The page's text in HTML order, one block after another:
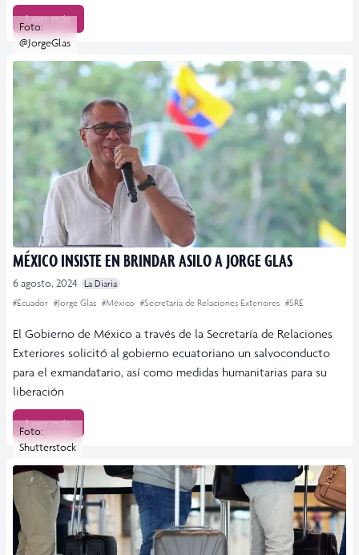
Leer más
Foto:
@JorgeGlas
MÉXICO INSISTE EN BRINDAR ASILO A JORGE GLAS
6 agosto, 2024
La Diaria
#Ecuador #Jorge Glas #México #Secretaría de Relaciones Exteriores #SRE
El Gobierno de México a través de la Secretaría de Relaciones
Exteriores solicitó al gobierno ecuatoriano un salvoconducto
para el exmandatario, así como medidas humanitarias para su
liberación
Leer más
Foto:
Shutterstock